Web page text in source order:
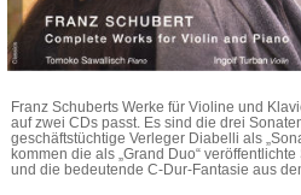
Franz Schuberts Werke für Violine und
auf zwei CDs passt. Es sind die drei
geschäftstüchtige Verleger Diabelli als
kommen die als „Grand Duo“
und die bedeutende C-Dur-Fantasie aus